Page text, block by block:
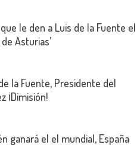
que le den a Luis de la Fuente el
Asturias’
la Fuente, Presidente del
¡Dimisión!
ganará el el mundial, España